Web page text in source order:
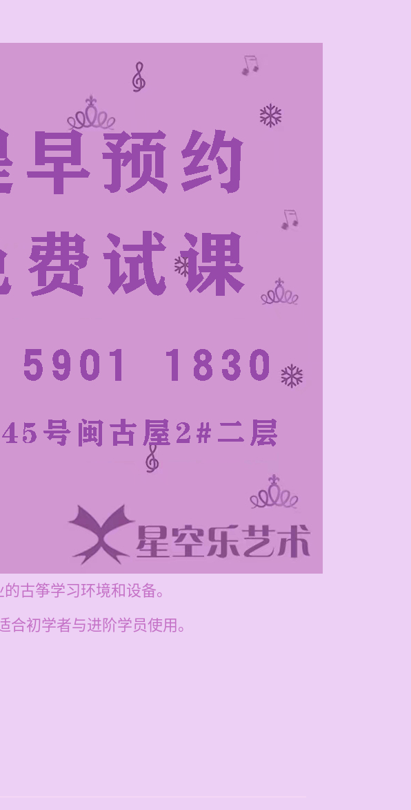
古筝学习环境和设备。
初学者与进阶学员使用。